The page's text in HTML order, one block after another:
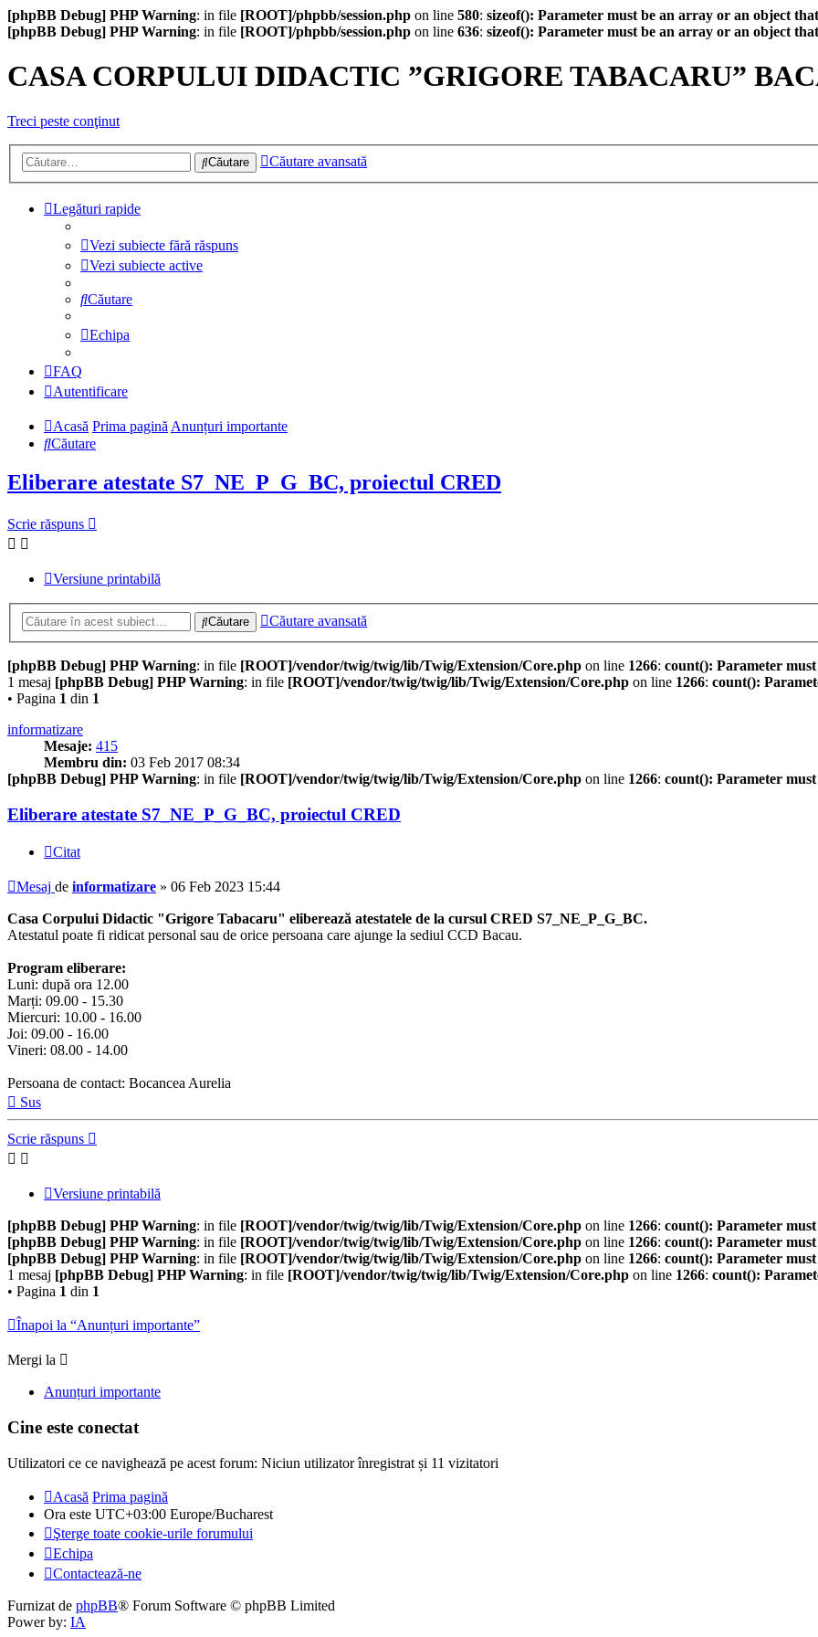
[phpBB Debug] PHP Warning: in file [ROOT]/phpbb/session.php on line 580: sizeof(): Parameter must be an array or an object
[phpBB Debug] PHP Warning: in file [ROOT]/phpbb/session.php on line 636: sizeof(): Parameter must be an array or an object
CASA CORPULUI DIDACTIC ”GRIGORE TABACARU”
Treci peste conţinut
Căutare Căutare avansată
Legături rapide
Vezi subiecte fără răspuns
Vezi subiecte active
Căutare
Echipa
FAQ
Autentificare
Acasă Prima paginăAnunțuri importante
Căutare
Eliberare atestate S7_NE_P_G_BC, proiectul CRED
Scrie răspuns
Versiune printabilă
Căutare Căutare avansată
[phpBB Debug] PHP Warning: in file [ROOT]/vendor/twig/twig/lib/Twig/Extension/Core.php on line 1266: count(): Parameter
1 mesaj [phpBB Debug] PHP Warning: in file [ROOT]/vendor/twig/twig/lib/Twig/Extension/Core.php on line 1266: count():
• Pagina 1 din 1
informatizare
Mesaje: 415
Membru din: 03 Feb 2017 08:34
[phpBB Debug] PHP Warning: in file [ROOT]/vendor/twig/twig/lib/Twig/Extension/Core.php on line 1266: count(): Parameter
Eliberare atestate S7_NE_P_G_BC, proiectul CRED
Citat
Mesaj de informatizare » 06 Feb 2023 15:44
Casa Corpului Didactic "Grigore Tabacaru" eliberează atestatele de la cursul CRED S7_NE_P_G_BC.
Atestatul poate fi ridicat personal sau de orice persoana care ajunge la sediul CCD Bacau.
Program eliberare:
Luni: după ora 12.00
Marți: 09.00 - 15.30
Miercuri: 10.00 - 16.00
Joi: 09.00 - 16.00
Vineri: 08.00 - 14.00
Persoana de contact: Bocancea Aurelia
Sus
Scrie răspuns
Versiune printabilă
[phpBB Debug] PHP Warning: in file [ROOT]/vendor/twig/twig/lib/Twig/Extension/Core.php on line 1266: count(): Parameter
[phpBB Debug] PHP Warning: in file [ROOT]/vendor/twig/twig/lib/Twig/Extension/Core.php on line 1266: count(): Parameter
[phpBB Debug] PHP Warning: in file [ROOT]/vendor/twig/twig/lib/Twig/Extension/Core.php on line 1266: count(): Parameter
1 mesaj [phpBB Debug] PHP Warning: in file [ROOT]/vendor/twig/twig/lib/Twig/Extension/Core.php on line 1266: count():
• Pagina 1 din 1
Înapoi la “Anunțuri importante”
Mergi la
Anunțuri importante
Cine este conectat
Utilizatori ce ce navighează pe acest forum: Niciun utilizator înregistrat și 11 vizitatori
Acasă Prima pagină
Ora este UTC+03:00 Europe/Bucharest
Şterge toate cookie-urile forumului
Echipa
Contactează-ne
Furnizat de phpBB® Forum Software © phpBB Limited
Power by: IA